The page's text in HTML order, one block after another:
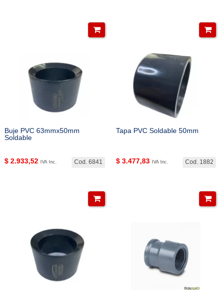
Buje PVC 63mmx50mm
Soldable
Cod. 6841
$ 2.933,52 IVA Inc.
Tapa PVC Soldable 50mm
Cod. 1882
$ 3.477,83 IVA Inc.